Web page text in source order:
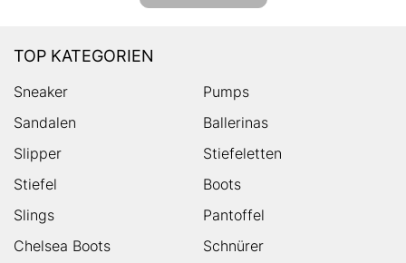
TOP KATEGORIEN
Sneaker
Pumps
Sandalen
Ballerinas
Slipper
Stiefeletten
Stiefel
Boots
Slings
Pantoffel
Chelsea Boots
Schnürer